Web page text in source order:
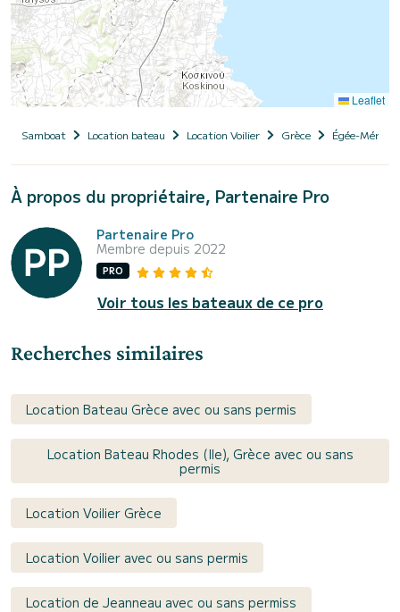
Leaflet
Samboat Location bateau Location Voilier Grèce Égée-
À propos du propriétaire, Partenaire Pro
Partenaire Pro
Membre depuis 2022
PRO
Voir tous les bateaux de ce pro
Recherches similaires
Location Bateau Grèce avec ou sans permis
Location Bateau Rhodes (Ile), Grèce avec ou sans
permis
Location Voilier Grèce
Location Voilier avec ou sans permis
Location de Jeanneau avec ou sans permiss